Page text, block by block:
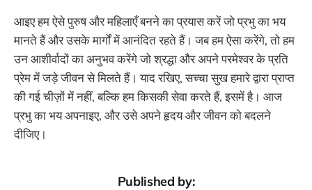
आइए हम ऐसे पुरुष और महिलाएँ बनने का प्रयास करें जो प्रभु का भय
मानते हैं और उसके मार्गों में आनंदित रहते हैं। जब हम ऐसा करेंगे, तो हम
उन आशीर्वादों का अनुभव करेंगे जो श्रद्धा और अपने परमेश्वर के प्रति
प्रेम में जड़े जीवन से मिलते हैं। याद रखिए, सच्चा सुख हमारे द्वारा प्राप्त
की गई चीज़ों में नहीं, बल्कि हम किसकी सेवा करते हैं, इसमें है। आज
प्रभु का भय अपनाइए, और उसे अपने हृदय और जीवन को बदलने
दीजिए।
Published by: